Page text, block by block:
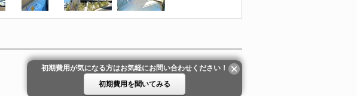
初期費用が気になる方はお気軽にお問い合わせください！
初期費用を聞いてみる